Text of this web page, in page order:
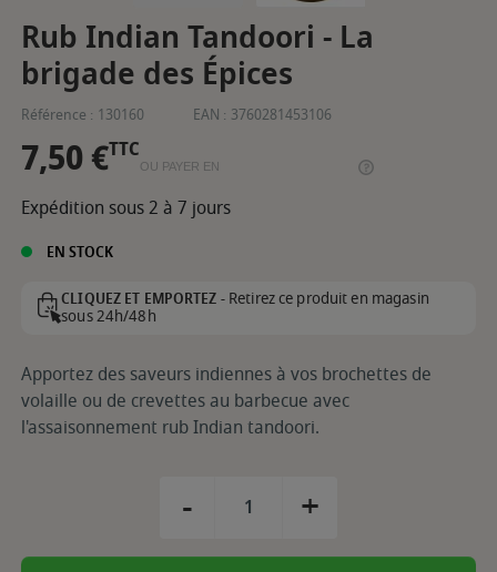
Rub Indian Tandoori - La
brigade des Épices
Référence : 130160 EAN : 3760281453106
7,50 €TTC
OU PAYER EN
Expédition sous 2 à 7 jours
EN STOCK
CLIQUEZ ET EMPORTEZ -Retirez ce produit en magasin
sous 24h/48h
Apportez des saveurs indiennes à vos brochettes de
volaille ou de crevettes au barbecue avec
l'assaisonnement rub Indian tandoori.
- +